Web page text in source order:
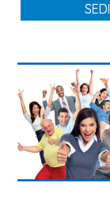
SEDI